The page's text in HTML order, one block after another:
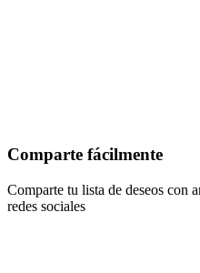
Comparte fácilmente
Comparte tu lista de deseos con
redes sociales